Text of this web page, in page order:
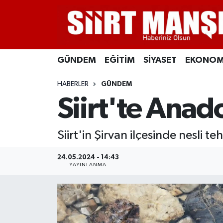
GÜNDEM EĞİTİM SİYASET
HABERLER GÜNDEM
Siirt'te
Siirt'in Şirvan ilçesinde nesli
24.05.2024 - 14:43
YAYINLANMA
SİYASET
EKONOMİ
KÜLTÜR-SANAT
SAĞLIK-YAŞAM
Siirt Nöbetçi Eczaneler
Siirt Hava Durumu
Siirt Namaz Vakitleri
Siirt Trafik Yoğunluk Haritası
Süper Lig Puan Durumu ve Fikstür
Tüm Manşetler
Son Dakika Haberleri
Haber Arşivi